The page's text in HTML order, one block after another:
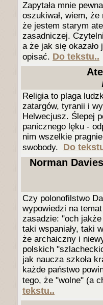
Zapytała mnie
oszukiwał, wiem, że
że jestem starym
zasadniczej.
a że jak się okazało
opisać. Do tekstu..
Religia to plaga
zatargów, tyranii i
Helwecjusz. Ślepej
panicznego lęku -
nim wszelkie
swobody. Do
Norman
Czy polonofilstwo
wypowiedzi na
zasadzie: "och
taki wspaniały, taki
że archaiczny i
polskich
jak naucza szkoła
każde państwo
tego, że "wolne" (a
tekstu..